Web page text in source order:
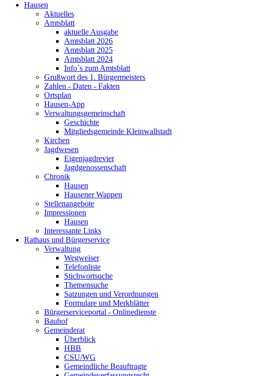
Hausen
Aktuelles
Amtsblatt
aktuelle Ausgabe
Amtsblatt 2026
Amtsblatt 2025
Amtsblatt 2024
Info´s zum Amtsblatt
Grußwort des 1. Bürgermeisters
Zahlen - Daten - Fakten
Ortsplan
Hausen-App
Verwaltungsgemeinschaft
Geschichte
Mitgliedsgemeinde Kleinwallstadt
Kirchen
Jagdwesen
Eigenjagdrevier
Jagdgenossenschaft
Chronik
Hausen
Hausener Wappen
Stellenangebote
Impressionen
Hausen
Interessante Links
Rathaus und Bürgerservice
Verwaltung
Wegweiser
Telefonliste
Stichwortsuche
Themensuche
Satzungen und Verordnungen
Formulare und Merkblätter
Bürgerserviceportal - Onlinedienste
Bauhof
Gemeinderat
Überblick
HBB
CSU/WG
Gemeindliche Beauftragte